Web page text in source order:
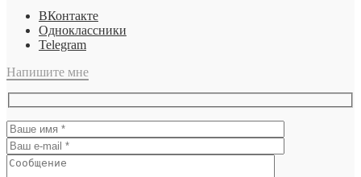
ВКонтакте
Одноклассники
Telegram
Напишите мне